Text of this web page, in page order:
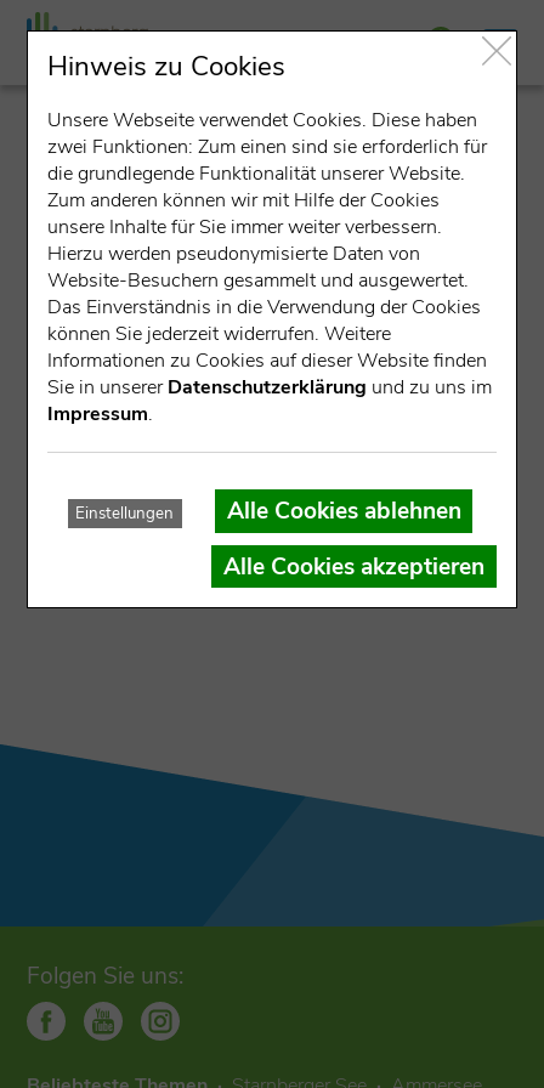
detail
Datensatz nicht gefunden.
Für die angegebene ID konnte kein Datensatz gefunden
werden.
Die Veranstaltung ist bereits abgelaufen
Der Datensatz ist dem Ausgabekanal nicht
Folgen Sie uns:
Hinweis zu Cookies
Unsere Webseite verwendet Cookies. Diese haben
zwei Funktionen: Zum einen sind sie erforderlich für
die grundlegende Funktionalität unserer Website.
Zum anderen können wir mit Hilfe der Cookies
unsere Inhalte für Sie immer weiter verbessern.
Hierzu werden pseudonymisierte Daten von
Website-Besuchern gesammelt und ausgewertet.
Das Einverständnis in die Verwendung der Cookies
können Sie jederzeit widerrufen. Weitere
Informationen zu Cookies auf dieser Website finden
Sie in unsererDatenschutzerklärung und zu uns im
Impressum.
Einstellungen
Alle Cookies ablehnen
Alle Cookies akzeptieren